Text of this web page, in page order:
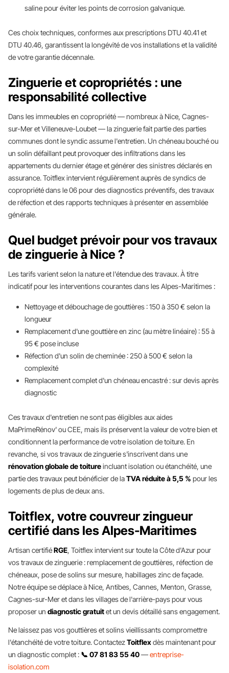
saline pour éviter les points de corrosion galvanique.
Ces choix techniques, conformes aux prescriptions DTU 40.41 et
DTU 40.46, garantissent la longévité de vos installations et la validité
de votre garantie décennale.
Zinguerie et copropriétés : une
responsabilité collective
Dans les immeubles en copropriété — nombreux à Nice, Cagnes-
sur-Mer et Villeneuve-Loubet — la zinguerie fait partie des parties
communes dont le syndic assume l'entretien. Un chéneau bouché ou
un solin défaillant peut provoquer des infiltrations dans les
appartements du dernier étage et générer des sinistres déclarés en
assurance. Toitflex intervient régulièrement auprès de syndics de
copropriété dans le 06 pour des diagnostics préventifs, des travaux
de réfection et des rapports techniques à présenter en assemblée
générale.
Quel budget prévoir pour vos travaux
de zinguerie à Nice ?
Les tarifs varient selon la nature et l'étendue des travaux. À titre
indicatif pour les interventions courantes dans les Alpes-Maritimes :
Nettoyage et débouchage de gouttières : 150 à 350 € selon la
longueur
Remplacement d'une gouttière en zinc (au mètre linéaire) : 55 à
95 € pose incluse
Réfection d'un solin de cheminée : 250 à 500 € selon la
complexité
Remplacement complet d'un chéneau encastré : sur devis après
diagnostic
Ces travaux d'entretien ne sont pas éligibles aux aides
MaPrimeRénov' ou CEE, mais ils préservent la valeur de votre bien et
conditionnent la performance de votre isolation de toiture. En
revanche, si vos travaux de zinguerie s'inscrivent dans une
rénovation globale de toitureincluant isolation ou étanchéité, une
partie des travaux peut bénéficier de laTVA réduite à 5,5 % pour les
logements de plus de deux ans.
Toitflex, votre couvreur zingueur
certifié dans les Alpes-Maritimes
Artisan certifiéRGE, Toitflex intervient sur toute la Côte d'Azur pour
vos travaux de zinguerie : remplacement de gouttières, réfection de
chéneaux, pose de solins sur mesure, habillages zinc de façade.
Notre équipe se déplace à Nice, Antibes, Cannes, Menton, Grasse,
Cagnes-sur-Mer et dans les villages de l'arrière-pays pour vous
proposer un diagnostic gratuitet un devis détaillé sans engagement.
Ne laissez pas vos gouttières et solins vieillissants compromettre
l'étanchéité de votre toiture. ContactezToitflexdès maintenant pour
un diagnostic complet : 📞 07 81 83 55 40—entreprise-
isolation.com